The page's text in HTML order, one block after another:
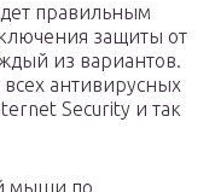
правильным
защиты от
из вариантов.
антивирусных
Security и так
мыши по